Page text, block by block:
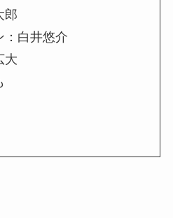
郎
：白井悠介
大